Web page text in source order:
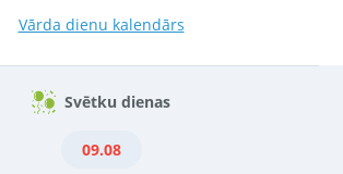
Vārda dienu kalendārs
Svētku dienas
09.08